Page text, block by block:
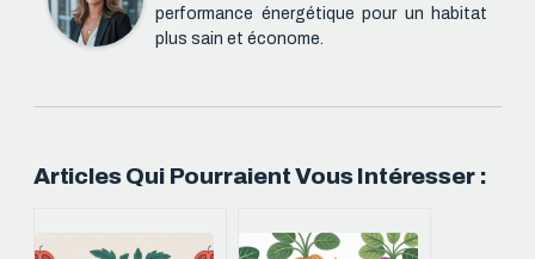
performance énergétique pour un habitat
plus sain et économe.
Articles Qui Pourraient Vous Intéresser :